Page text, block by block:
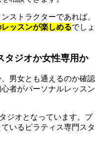
ストラクターであれば、
ッスンが楽しめるでしょ
タジオか女性専用か
男女とも通えるのか確認
者がパーソナルレッスン
ジオとなっています。プ
いるピラティス専門スタ